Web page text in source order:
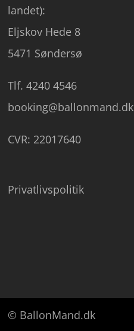
landet):
Eljskov Hede 8
5471 Søndersø
Tlf. 4240 4546
booking@ballonmand.dk
CVR: 22017640
Privatlivspolitik
© BallonMand.dk